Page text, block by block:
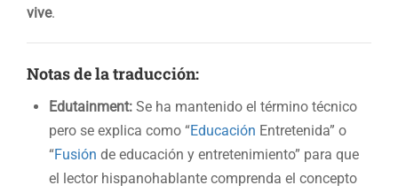
vive.
Notas de la traducción:
Edutainment: Se ha mantenido el término técnico
pero se explica como “Educación Entretenida” o
“Fusión de educación y entretenimiento” para que
el lector hispanohablante comprenda el concepto